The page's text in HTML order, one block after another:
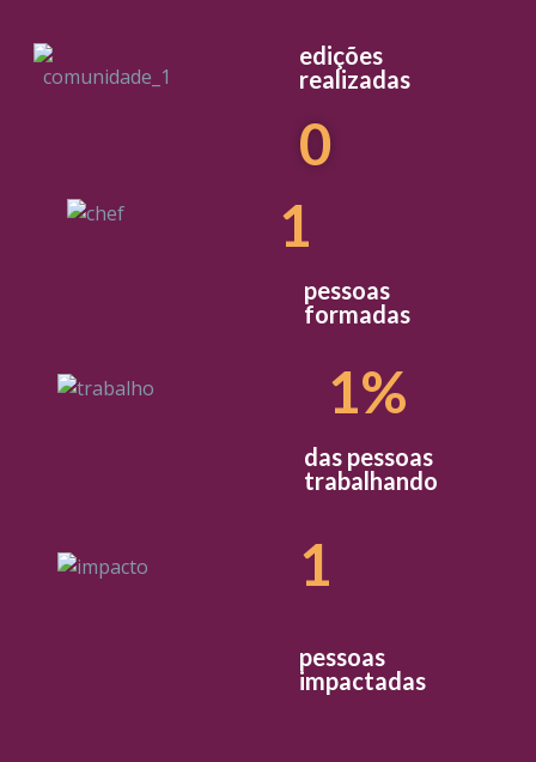
edições
realizadas
0
1
pessoas
formadas
1%
das pessoas
trabalhando
1
pessoas
impactadas